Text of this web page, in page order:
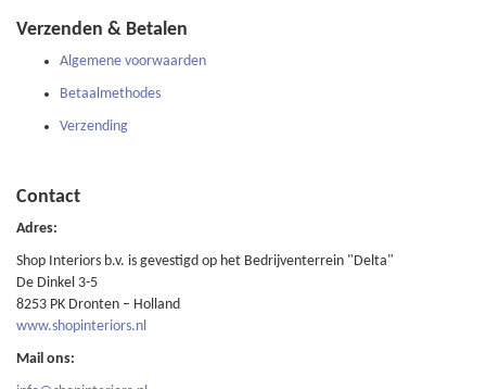
Verzenden & Betalen
Algemene voorwaarden
Betaalmethodes
Verzending
Contact
Adres:
Shop Interiors b.v. is gevestigd op het Bedrijventerrein "Delta"
De Dinkel 3-5
8253 PK Dronten – Holland
www.shopinteriors.nl
Mail ons: